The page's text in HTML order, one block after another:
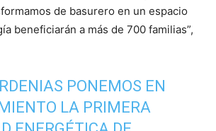
de basurero en un espacio
beneficiarán a más de 700 familias”,
PONEMOS EN
LA PRIMERA